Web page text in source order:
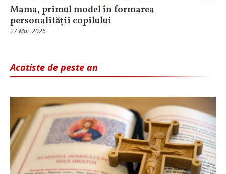
Mama, primul model în formarea
personalității copilului
27 Mai, 2026
Acatiste de peste an